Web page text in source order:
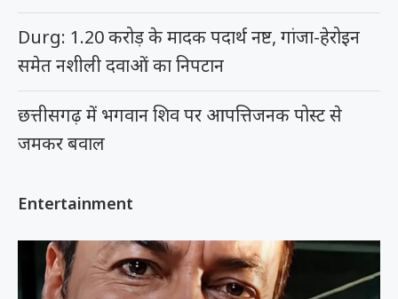
Durg: 1.20 करोड़ के मादक पदार्थ नष्ट, गांजा-हेरोइन
समेत नशीली दवाओं का निपटान
छत्तीसगढ़ में भगवान शिव पर आपत्तिजनक पोस्ट से
जमकर बवाल
Entertainment